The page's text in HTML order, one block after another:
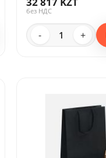
без НДС
- +